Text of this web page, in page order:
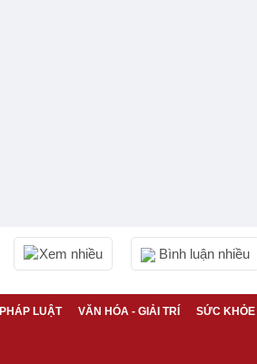
Xem nhiều Bình luận nhiều
PHÁP LUẬT VĂN HÓA - GIẢI TRÍ SỨC KHỎE